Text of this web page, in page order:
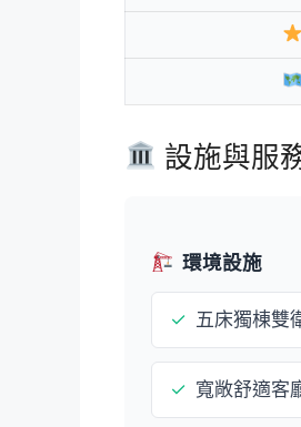
設施與服
環境設施
✓ 五床獨棟雙
✓ 寬敞舒適客